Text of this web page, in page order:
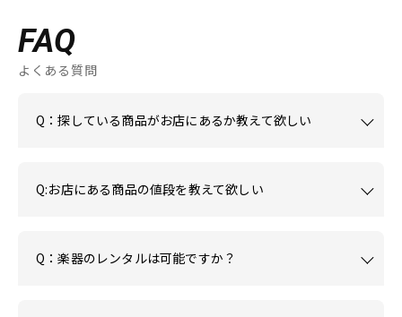
FAQ
よくある質問
Q：探している商品がお店にあるか教えて欲しい
Q:お店にある商品の値段を教えて欲しい
Q：楽器のレンタルは可能ですか？